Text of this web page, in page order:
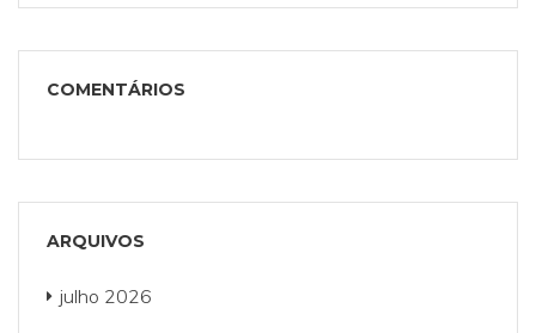
COMENTÁRIOS
ARQUIVOS
julho 2026